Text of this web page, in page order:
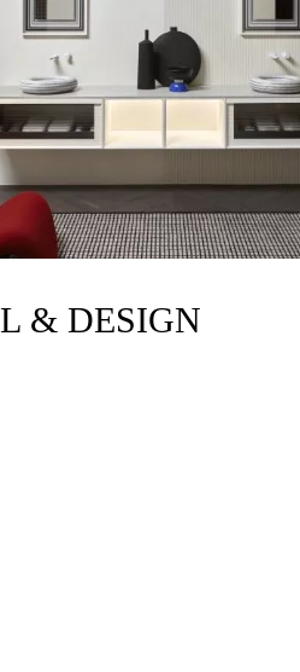
& DESIGN